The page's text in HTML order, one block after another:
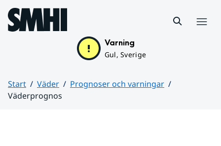
Hoppa till sidans innehåll
Varning
Gul, Sverige
Start Väder
Prognoser och varningar
Väderprognos